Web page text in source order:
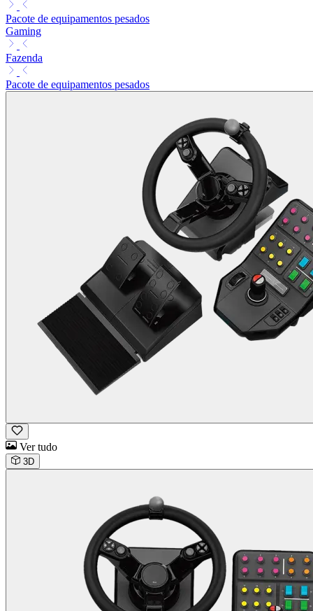
Pacote de equipamentos pesados
Gaming
Fazenda
Pacote de equipamentos pesados
Ver tudo
3D